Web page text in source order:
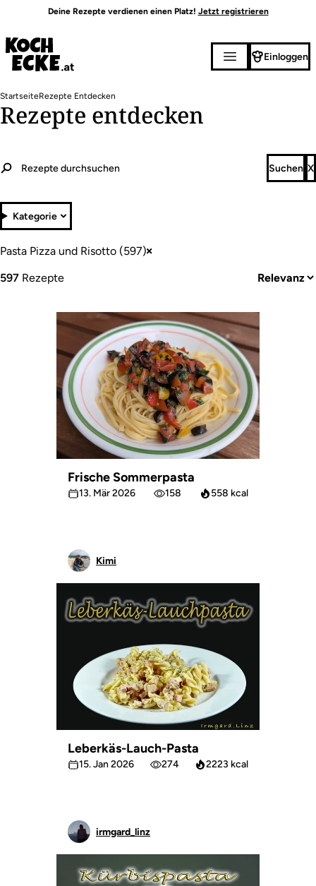
Inhalt
Deine Rezepte verdienen einen Platz! Jetzt registrieren
Einloggen
Pfadnavigation
StartseiteRezepte Entdecken
Rezepte entdecken
Kategorie
Pasta Pizza und Risotto (597)
597 Rezepte
Frische Sommerpasta
13. Mär 2026 158 558 kcal
Kimi
Leberkäs-Lauch-Pasta
15. Jan 2026 274 2223 kcal
irmgard_linz